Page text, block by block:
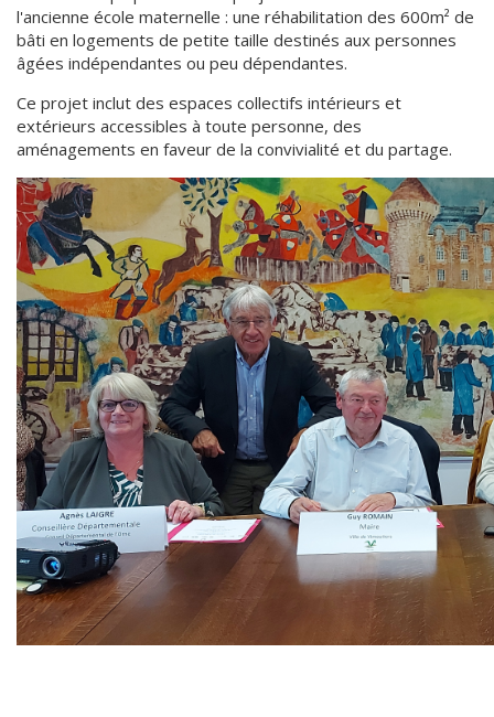
l'ancienne école maternelle : une réhabilitation des 600m² de
bâti en logements de petite taille destinés aux personnes
âgées indépendantes ou peu dépendantes.
Ce projet inclut des espaces collectifs intérieurs et
extérieurs accessibles à toute personne, des
aménagements en faveur de la convivialité et du partage.